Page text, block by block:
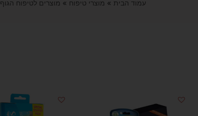
עמוד הבית » מוצרי טיפוח » מוצרים לטיפוח הגוף